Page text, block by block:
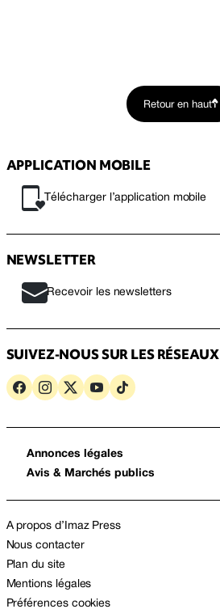
Retour en haut
APPLICATION MOBILE
Télécharger l’application mobile
NEWSLETTER
Recevoir les newsletters
SUIVEZ-NOUS SUR LES RÉSEAUX
Annonces légales
Avis & Marchés publics
A propos d’Imaz Press
Nous contacter
Plan du site
Mentions légales
Préférences cookies